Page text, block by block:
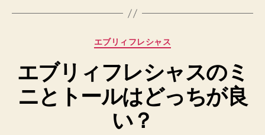
カ
リ
ー
エブリィフレシャス
エブリィフレシャスのミ
ニとトールはどっちが良
い？